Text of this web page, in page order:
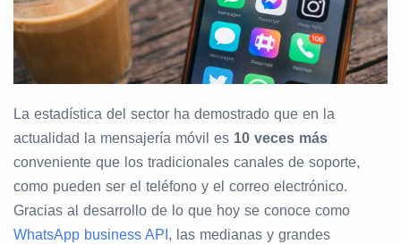
La estadística del sector ha demostrado que en la
actualidad la mensajería móvil es 10 veces más
conveniente que los tradicionales canales de soporte,
como pueden ser el teléfono y el correo electrónico.
Gracias al desarrollo de lo que hoy se conoce como
WhatsApp business API , las medianas y grandes